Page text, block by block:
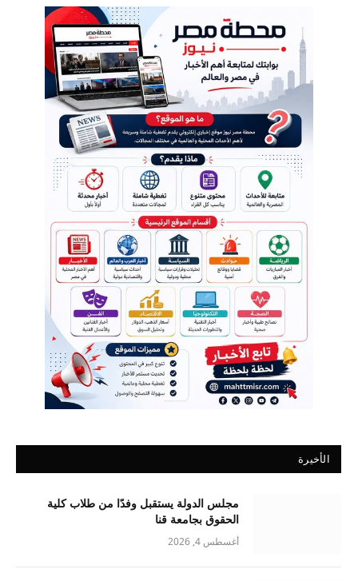
الأخيرة
مجلس الدولة يستقبل وفدًا من طلاب كلية
الحقوق بجامعة قنا
أغسطس 4, 2026